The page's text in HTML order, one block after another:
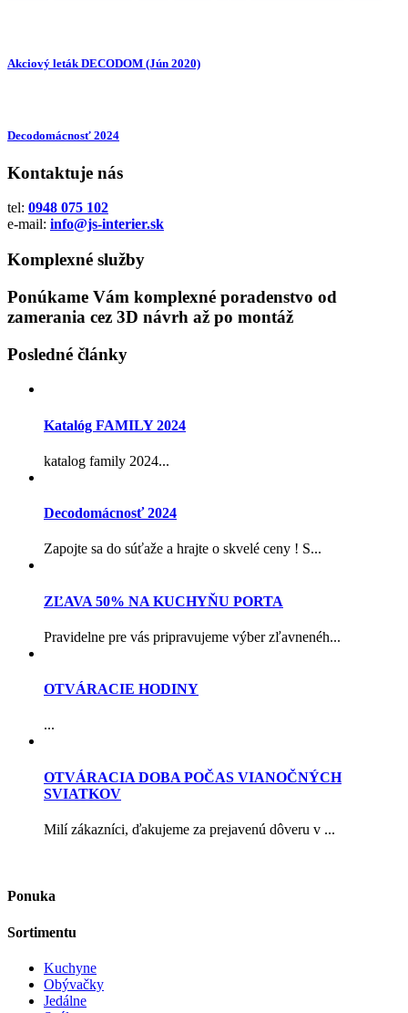
Akciový leták DECODOM (Jún 2020)
Decodomácnosť 2024
Kontaktuje nás
tel: 0948 075 102
e-mail: info@js-interier.sk
Komplexné služby
Ponúkame Vám komplexné poradenstvo od
zamerania cez 3D návrh až po montáž
Posledné články
Katalóg FAMILY 2024
katalog family 2024...
Decodomácnosť 2024
Zapojte sa do súťaže a hrajte o skvelé ceny ! S...
ZĽAVA 50% NA KUCHYŇU PORTA
Pravidelne pre vás pripravujeme výber zľavnenéh...
OTVÁRACIE HODINY
...
OTVÁRACIA DOBA POČAS VIANOČNÝCH
SVIATKOV
Milí zákazníci, ďakujeme za prejavenú dôveru v ...
Ponuka
Sortimentu
Kuchyne
Obývačky
Jedálne